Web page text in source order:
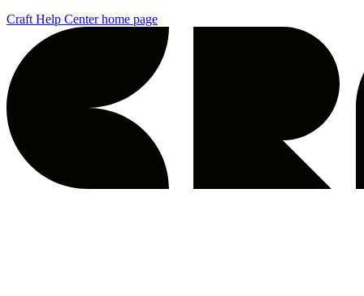
Craft Help Centerhome page